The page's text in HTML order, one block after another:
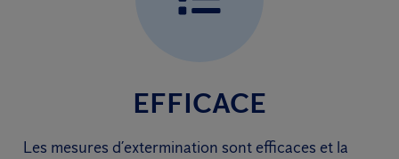
EFFICACE
Les mesures d’extermination sont efficaces et la